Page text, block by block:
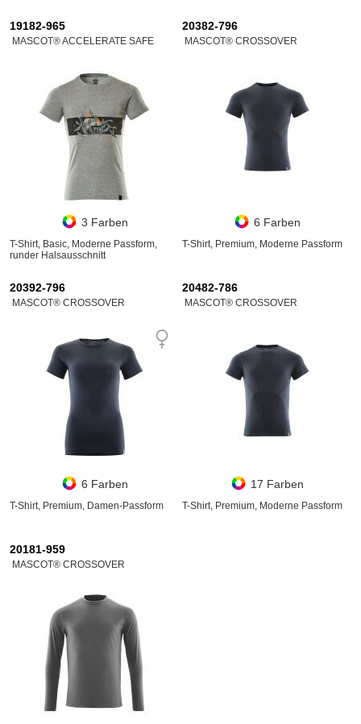
19182-965
MASCOT® ACCELERATE SAFE
3 Farben
T-Shirt, Basic, Moderne Passform,
runder Halsausschnitt
20382-796
MASCOT® CROSSOVER
6 Farben
T-Shirt, Premium, Moderne Passform
20392-796
MASCOT® CROSSOVER
6 Farben
T-Shirt, Premium, Damen-Passform
20482-786
MASCOT® CROSSOVER
17 Farben
T-Shirt, Premium, Moderne Passform
20181-959
MASCOT® CROSSOVER